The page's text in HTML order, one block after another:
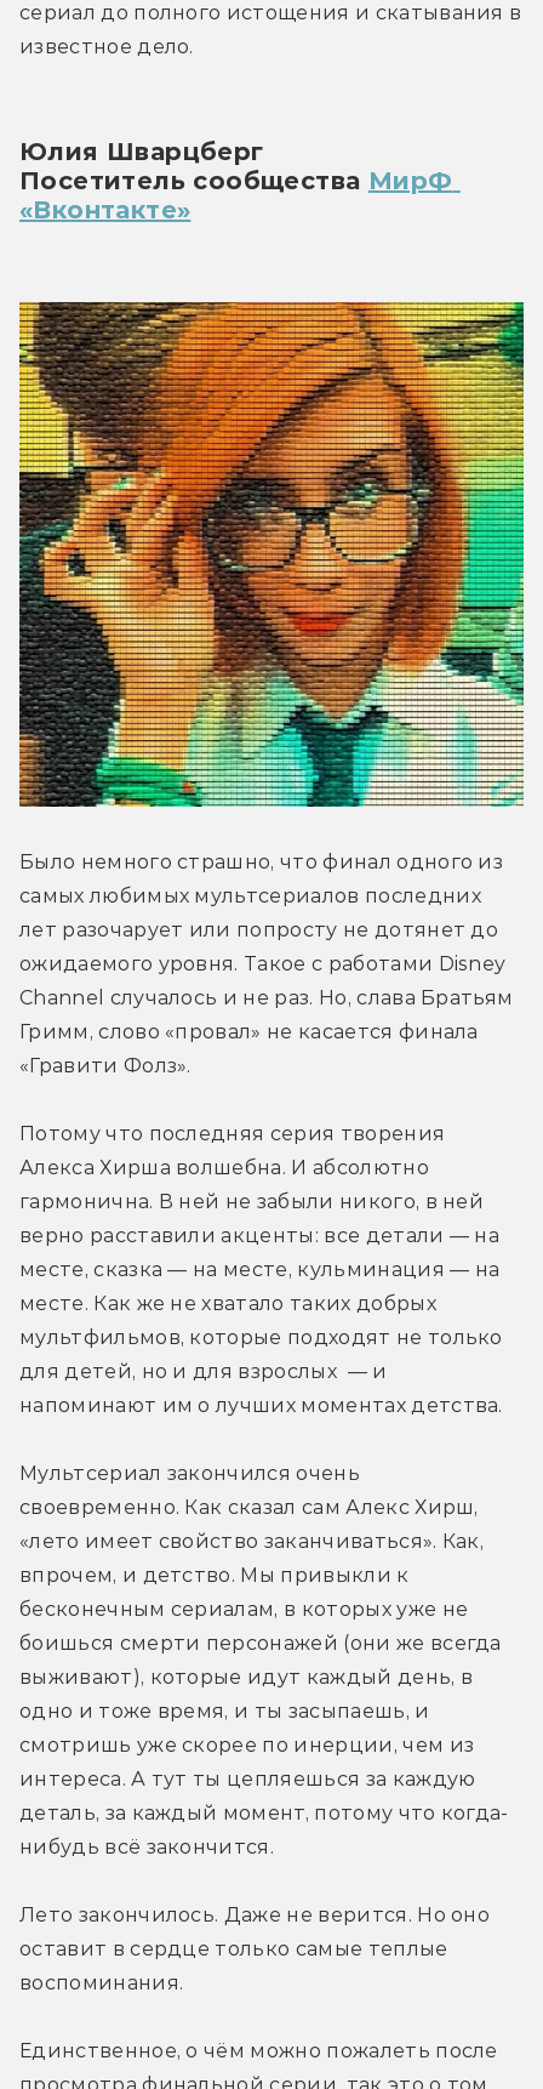
сериал до полного истощения и скатывания в
известное дело.
Юлия Шварцберг
Посетитель сообщества МирФ
«Вконтакте»
Было немного страшно, что финал одного из
самых любимых мультсериалов последних
лет разочарует или попросту не дотянет до
ожидаемого уровня. Такое с работами Disney
Channel случалось и не раз. Но, слава Братьям
Гримм, слово «провал» не касается финала
«Гравити Фолз».
Потому что последняя серия творения
Алекса Хирша волшебна. И абсолютно
гармонична. В ней не забыли никого, в ней
верно расставили акценты: все детали — на
месте, сказка — на месте, кульминация — на
месте. Как же не хватало таких добрых
мультфильмов, которые подходят не только
для детей, но и для взрослых  — и
напоминают им о лучших моментах детства.
Мультсериал закончился очень
своевременно. Как сказал сам Алекс Хирш,
«лето имеет свойство заканчиваться». Как,
впрочем, и детство. Мы привыкли к
бесконечным сериалам, в которых уже не
боишься смерти персонажей (они же всегда
выживают), которые идут каждый день, в
одно и тоже время, и ты засыпаешь, и
смотришь уже скорее по инерции, чем из
интереса. А тут ты цепляешься за каждую
деталь, за каждый момент, потому что когда-
нибудь всё закончится.
Лето закончилось. Даже не верится. Но оно
оставит в сердце только самые теплые
воспоминания.
Единственное, о чём можно пожалеть после